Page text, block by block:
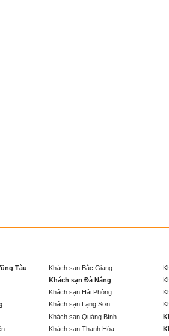
Tàu Khách sạn Bắc Giang
Khách sạn Đà Nẵng
Khách sạn Hải Phòng
Khách sạn Lạng Sơn
Khách sạn Quảng Bình
Khách sạn Thanh Hóa